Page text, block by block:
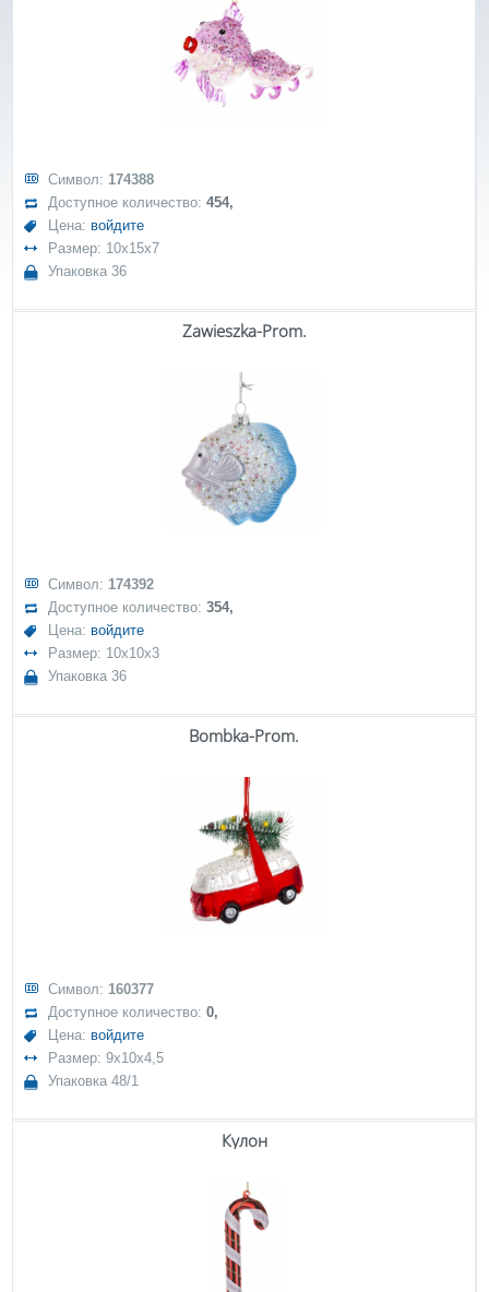
Символ: 174388
Доступное количество:454,
Цена: войдите
Размер: 10x15x7
Упаковка 36
Zawieszka-Prom.
Символ: 174392
Доступное количество:354,
Цена: войдите
Размер: 10x10x3
Упаковка 36
Bombka-Prom.
Символ: 160377
Доступное количество:0,
Цена: войдите
Размер: 9x10x4,5
Упаковка 48/1
Кулон